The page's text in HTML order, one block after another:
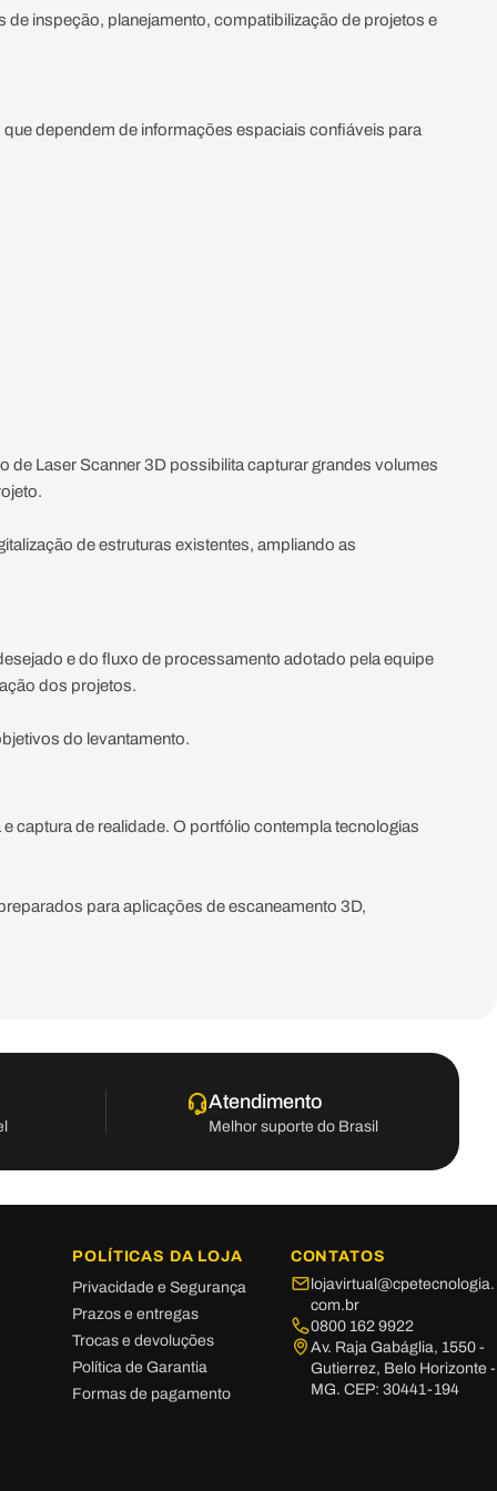
inspeção, planejamento, compatibilização de projetos e
dependem de informações espaciais confiáveis para
Laser Scanner 3D possibilita capturar grandes volumes
de estruturas existentes, ampliando as
e do fluxo de processamento adotado pela equipe
dos projetos.
do levantamento.
captura de realidade. O portfólio contempla tecnologias
para aplicações de escaneamento 3D,
Atendimento
Melhor suporte do Brasil
POLÍTICAS DA LOJA
Privacidade e Segurança
Prazos e entregas
Trocas e devoluções
Política de Garantia
Formas de pagamento
CONTATOS
lojavirtual@cpetecnologia.
com.br
0800 162 9922
Av. Raja Gabáglia, 1550 -
Gutierrez, Belo Horizonte -
MG. CEP: 30441-194